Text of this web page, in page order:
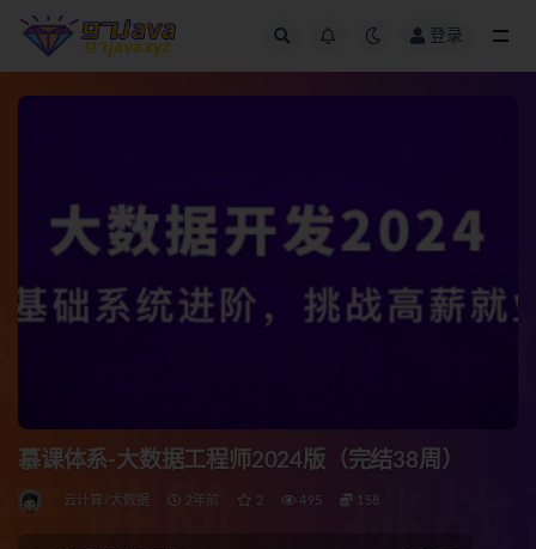
登录
慕课体系-大数据工程师2024版（完结38周）
云计算/大数据 2年前 2 495 158